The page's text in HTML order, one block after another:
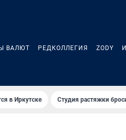
ВАЛЮТ РЕДКОЛЛЕГИЯ ZODY
в Иркутске Студия растяжки